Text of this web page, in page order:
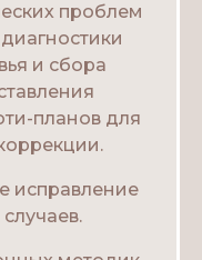
проблем
и сбора
планов для
исправление